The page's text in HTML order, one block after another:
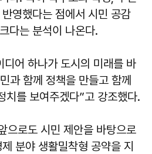
영했다는 점에서 시민 공감
다는 분석이 나온다.
디어 하나가 도시의 미래를 바
과 함께 정책을 만들고 함께
치를 보여주겠다”고 강조했다.
으로도 시민 제안을 바탕으로
제 분야 생활밀착형 공약을 지